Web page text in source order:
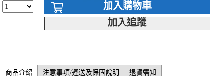
加入購物車
加入追蹤
商品介紹 注意事項/運送及保固說明 退貨需知